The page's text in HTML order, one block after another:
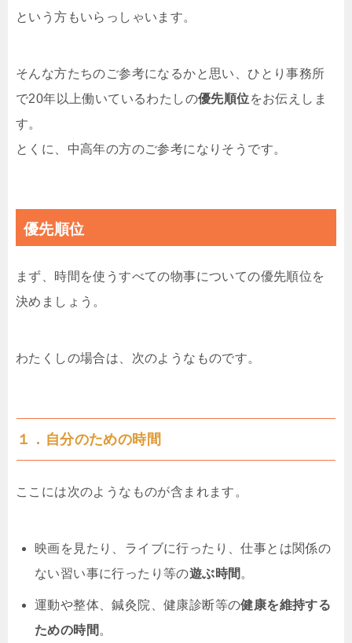
という方もいらっしゃいます。
そんな方たちのご参考になるかと思い、ひとり事務所
で20年以上働いているわたしの優先順位をお伝えしま
す。
とくに、中高年の方のご参考になりそうです。
優先順位
まず、時間を使うすべての物事についての優先順位を
決めましょう。
わたくしの場合は、次のようなものです。
１．自分のための時間
ここには次のようなものが含まれます。
映画を見たり、ライブに行ったり、仕事とは関係の
ない習い事に行ったり等の遊ぶ時間 。
運動や整体、鍼灸院、健康診断等の健康を維持する
ための時間 。